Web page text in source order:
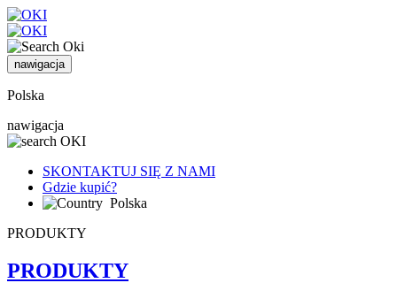
nawigacja
Polska
nawigacja
SKONTAKTUJ SIĘ Z NAMI
Gdzie kupić?
Polska
PRODUKTY
PRODUKTY